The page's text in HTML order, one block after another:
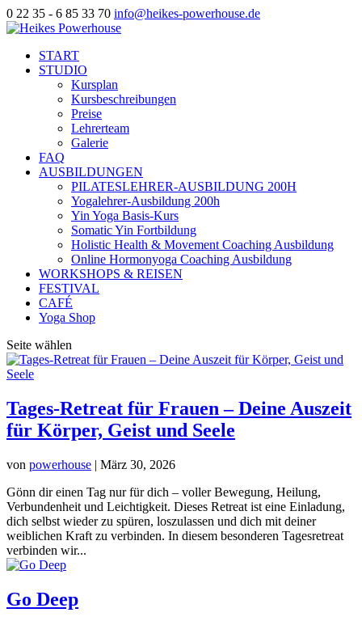
0 22 35 - 6 85 33 70 info@heikes-powerhouse.de
START
STUDIO
Kursplan
Kursbeschreibungen
Preise
Lehrerteam
Galerie
FAQ
AUSBILDUNGEN
PILATESLEHRER-AUSBILDUNG 200H
Yogalehrer-Ausbildung 200h
Yin Yoga Basis-Kurs
Somatic Yin Fortbildung
Holistic Health & Movement Coaching Ausbildung
Online Hormonyoga Coaching Ausbildung
WORKSHOPS & REISEN
FESTIVAL
CAFÉ
Yoga Shop
Seite wählen
Tages-Retreat für Frauen – Deine Auszeit
für Körper, Geist und Seele
von powerhouse | März 30, 2026
Gönn dir einen Tag nur für dich – voller Bewegung, Heilung,
Verbundenheit und Leichtigkeit. Dieses Retreat ist eine Einladung,
dich selbst wieder zu spüren, loszulassen und dich mit deiner
weiblichen Kraft zu verbinden. In diesem besonderen Tagesretreat
verbinden wir...
Go Deep